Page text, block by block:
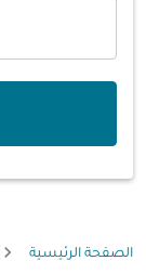
الصفحة الرئيسية